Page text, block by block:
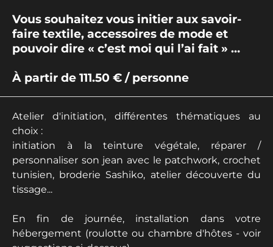
Vous souhaitez vous initier aux savoir-
faire textile, accessoires de mode et
pouvoir dire « c’est moi qui l’ai fait » …
À partir de 111.50 € / personne
Atelier d'initiation, différentes thématiques au
choix :
initiation à la teinture végétale, réparer /
personnaliser son jean avec le patchwork, crochet
tunisien, broderie Sashiko, atelier découverte du
tissage...
En fin de journée, installation dans votre
hébergement (roulotte ou chambre d'hôtes - voir